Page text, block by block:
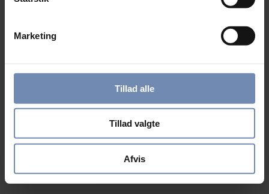
Marketing
Tillad alle
Tillad valgte
Afvis